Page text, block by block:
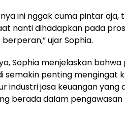
ini nggak cuma pintar
nanti dihadapkan pada
ujar Sophia.
Sophia menjelaskan
semakin penting mengingat
industri jasa keuangan yang
berada dalam